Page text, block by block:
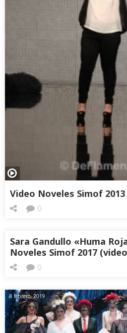
Video Noveles Simof 2013
0
Sara Gandullo «Huma
Noveles Simof 2017
0
8 febrero, 2019